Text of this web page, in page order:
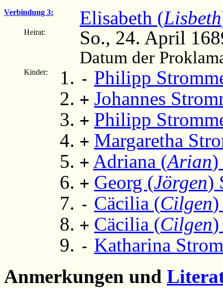
Verbindung 3: Elisabeth (Lisbeth
Heirat: So., 24. April
Datum der
Kinder: - Philipp
+ Johannes
+ Philipp
+ Margaretha
+ Adriana (Arian)
+ Georg (Jörgen)
- Cäcilia (Cilgen)
+ Cäcilia (Cilgen)
- Katharina
Anmerkungen und